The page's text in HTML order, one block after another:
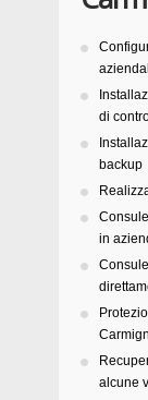
di
backup
in
alcune